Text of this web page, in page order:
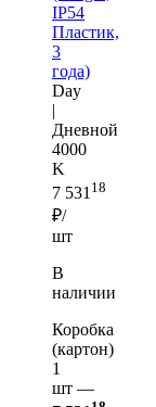
IP54
Пластик,
3
года)
Day
|
Дневной
4000
K
7 531 18
₽/
шт
В
наличии
Коробка
(картон)
1
шт —